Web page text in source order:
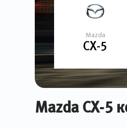
Mazda
CX-5
Mazda CX-5